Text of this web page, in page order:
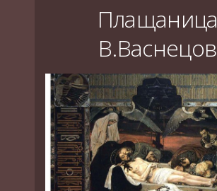
Плащаница
В.Васнецов